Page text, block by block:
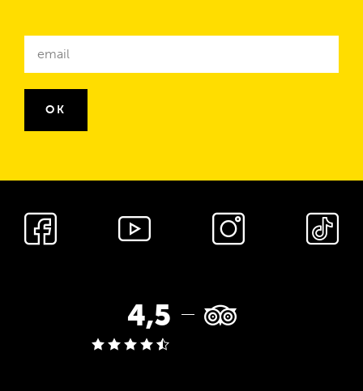
Newsletter
OK
cnk_Media
społecznościowe
TripAdvisor
rating:
4,5